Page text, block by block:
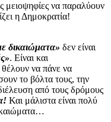
μειοψηφίες να παραλύουν
η Δημοκρατία!
δικαιώματα» δεν είναι
. Είναι και
να πάνε να
το βόλτα τους, την
από τους δρόμους
Και μάλιστα είναι πολύ